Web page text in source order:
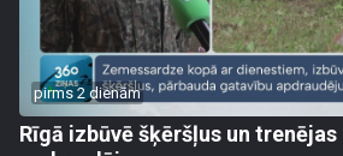
pirms 2 dienām
Rīgā izbūvē šķēršļus un